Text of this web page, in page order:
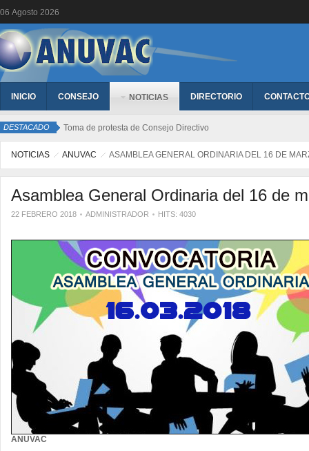
06 Agosto 2026
INICIO CONSEJO NOTICIAS DIRECTORIO
DESTACADO Toma de protesta de Consejo Directivo
NOTICIAS ANUVAC ASAMBLEA GENERAL ORDINARIA DEL 16 DE
Asamblea General Ordinaria del 16 de
22 FEBRERO 2018 ADMINISTRADOR HITS: 4030
ANUVAC